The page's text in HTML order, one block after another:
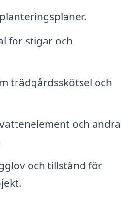
för stigar och
trädgårdsskötsel och
och andra
och tillstånd för